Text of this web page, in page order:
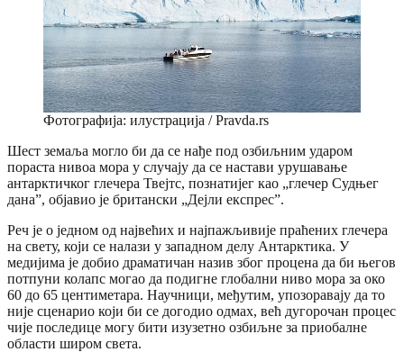
Фотографија: илустрација / Pravda.rs
Шест земаља могло би да се нађе под озбиљним ударом
пораста нивоа мора у случају да се настави урушавање
антарктичког глечера Твејтс, познатијег као „глечер Судњег
дана”, објавио је британски „Дејли експрес”.
Реч је о једном од највећих и најпажљивије праћених глечера
на свету, који се налази у западном делу Антарктика. У
медијима је добио драматичан назив због процена да би његов
потпуни колапс могао да подигне глобални ниво мора за око
60 до 65 центиметара. Научници, међутим, упозоравају да то
није сценарио који би се догодио одмах, већ дугорочан процес
чије последице могу бити изузетно озбиљне за приобалне
области широм света.